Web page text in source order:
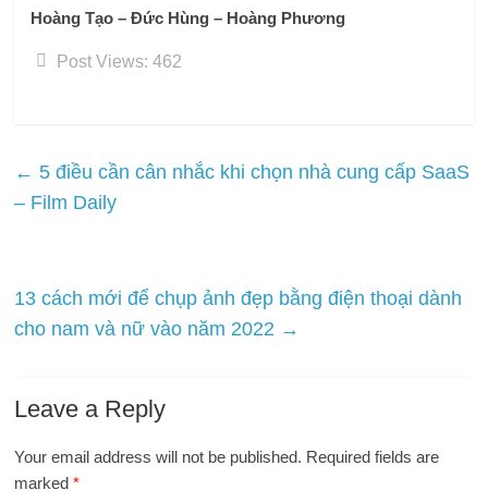
Hoàng Tạo – Đức Hùng – Hoàng Phương
Post Views: 462
← 5 điều cần cân nhắc khi chọn nhà cung cấp SaaS
– Film Daily
13 cách mới để chụp ảnh đẹp bằng điện thoại dành
cho nam và nữ vào năm 2022 →
Leave a Reply
Your email address will not be published. Required fields are
marked*